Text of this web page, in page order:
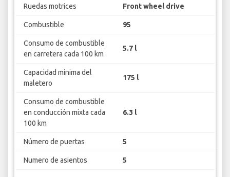
Ruedas motrices Front wheel drive
Combustible 95
Consumo de combustible
en carretera cada 100 km
5.7 l
Capacidad mínima del
maletero
175 l
Consumo de combustible
en conducción mixta cada
100 km
6.3 l
Número de puertas 5
Numero de asientos 5